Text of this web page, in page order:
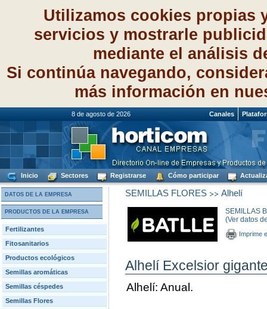
Utilizamos cookies propias
servicios y mostrarle
mediante el análisis
Si continúa navegando,
más información en
8 de agosto de 2026 Canales
Inicio Sectores Registrarse Cómo participar
DATOS DE LA EMPRESA
PRODUCTOS DE LA EMPRESA
Fertilizantes
Fitosanitarios
Productos ecológicos
Semillas aromáticas
Semillas céspedes
Semillas Flores
SEMILLAS FLORES>> Alhelí
SEMILLAS
(Ver datos
Imprime
Alhelí Excelsior
Alhelí: Anual.